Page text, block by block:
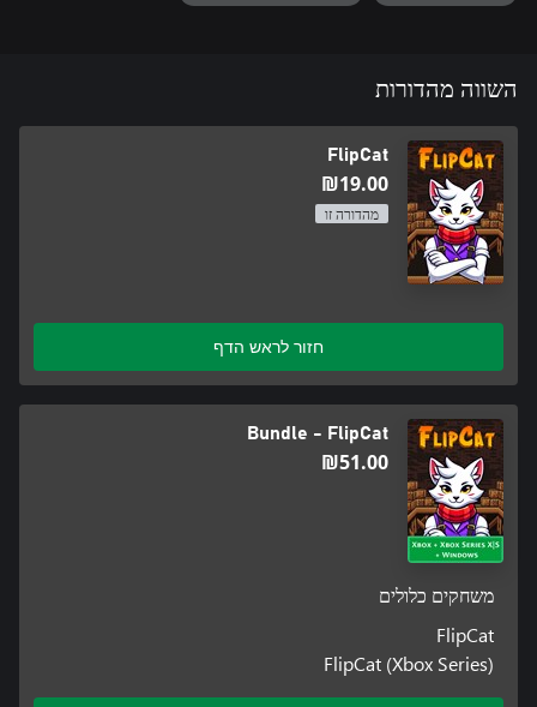
השווה מהדורות
FlipCat
‪₪‎19.00‬
מהדורה זו
חזור לראש הדף
Bundle - FlipCat
‪₪‎51.00‬
משחקים כלולים
FlipCat
FlipCat (Xbox Series)